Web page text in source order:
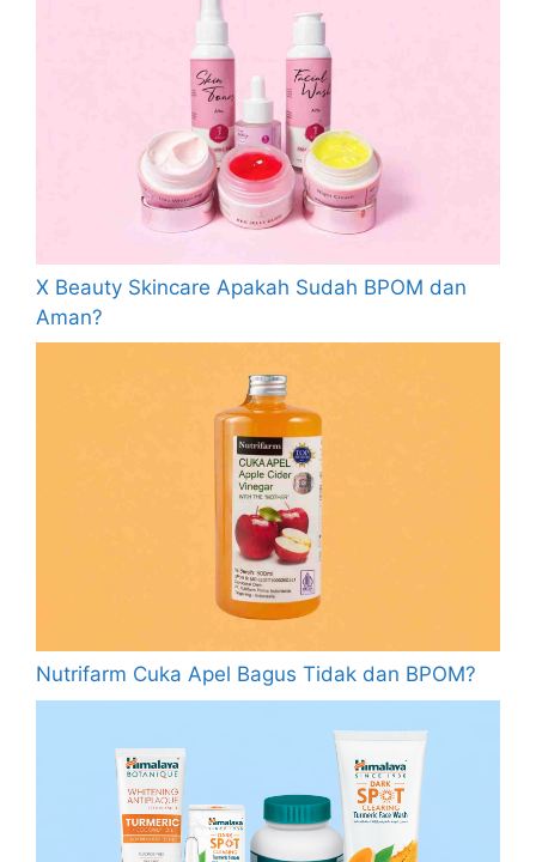
X Beauty Skincare Apakah Sudah BPOM dan
Aman?
Nutrifarm Cuka Apel Bagus Tidak dan BPOM?